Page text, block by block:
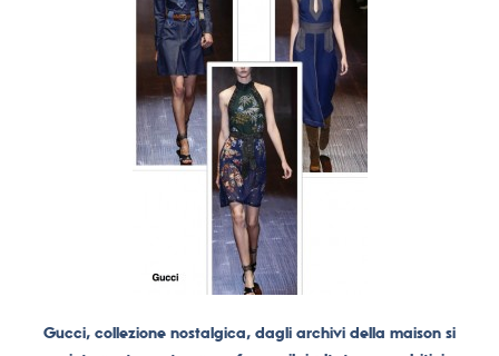
Gucci, collezione nostalgica, dagli archivi della maison si